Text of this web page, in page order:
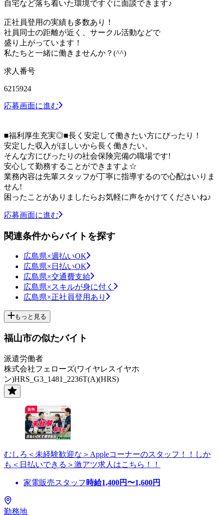
自宅など落ち着いた環境ですぐに面談できます♪
正社員登用の実績も多数あり！
社員同士の距離が近く、サークル活動などで
盛り上がっています！
私たちと一緒に働きませんか？(^^)
求人番号
6215924
応募画面に進む
■福利厚生充実◎■長く安定して働きたい方にぴったり！
安定した収入がほしいから長く働きたい。
そんな方にぴったりの社会保険完備の職場です!
安心して勤務することができますよ☆
業務内容は先輩スタッフが丁寧に指導するので心配はいりま
せん!
困ったことがありましたらお気軽に声をかけてくださいね♪
応募画面に進む
関連条件からバイトを探す
広島県×週払いOK
広島県×日払いOK
広島県×交通費支給
広島県×スキルが身に付く
広島県×正社員登用あり
もっと見る
福山市の似たバイト
派遣労働者
株式会社フェローズ(ワイヤレスイヤホ
ン)HRS_G3_1481_2236T(A)(HRS)
むしろ＜未経験歓迎な＞Appleコーナーのスタッフ！！しか
も＜日払いできる＞激アツ求人はこちら！！
家電販売スタッフ 時給1,400円〜1,600円
勤務地